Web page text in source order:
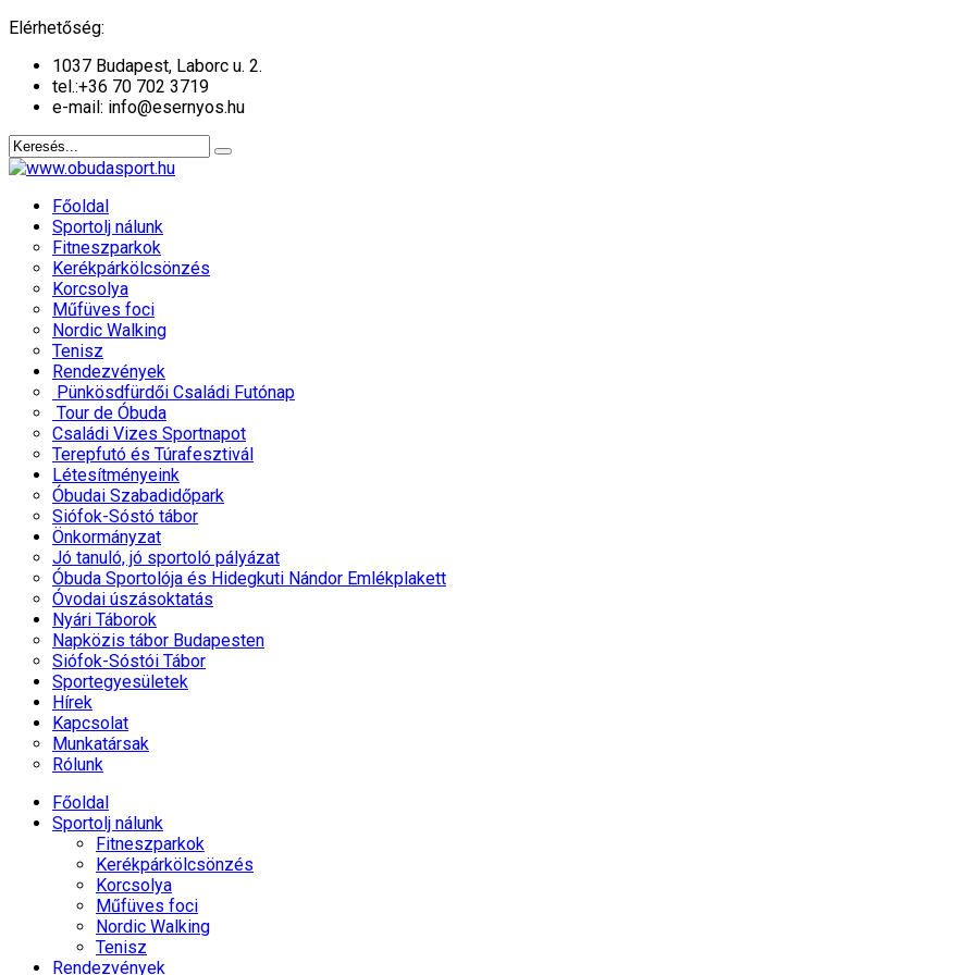
Elérhetőség:
1037 Budapest, Laborc u. 2.
tel.:+36 70 702 3719
e-mail: info@esernyos.hu
Főoldal
Sportolj nálunk
Fitneszparkok
Kerékpárkölcsönzés
Korcsolya
Műfüves foci
Nordic Walking
Tenisz
Rendezvények
Pünkösdfürdői Családi Futónap
Tour de Óbuda
Családi Vizes Sportnapot
Terepfutó és Túrafesztivál
Létesítményeink
Óbudai Szabadidőpark
Siófok-Sóstó tábor
Önkormányzat
Jó tanuló, jó sportoló pályázat
Óbuda Sportolója és Hidegkuti Nándor Emlékplakett
Óvodai úszásoktatás
Nyári Táborok
Napközis tábor Budapesten
Siófok-Sóstói Tábor
Sportegyesületek
Hírek
Kapcsolat
Munkatársak
Rólunk
Főoldal
Sportolj nálunk
Fitneszparkok
Kerékpárkölcsönzés
Korcsolya
Műfüves foci
Nordic Walking
Tenisz
Rendezvények
év
hónap
év
hónap